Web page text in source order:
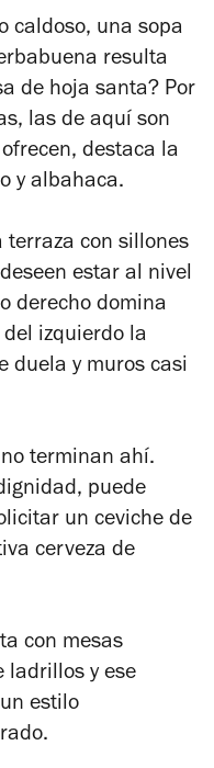
caldoso, una sopa
resulta
de hoja santa? Por
las de aquí son
destaca la
y albahaca.
terraza con sillones
estar al nivel
derecho domina
izquierdo la
duela y muros casi
terminan ahí.
puede
un ceviche de
cerveza de
con mesas
ladrillos y ese
estilo